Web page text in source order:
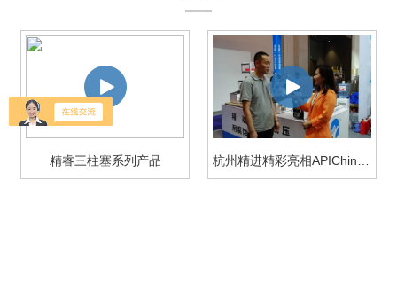
精睿三柱塞系列产品